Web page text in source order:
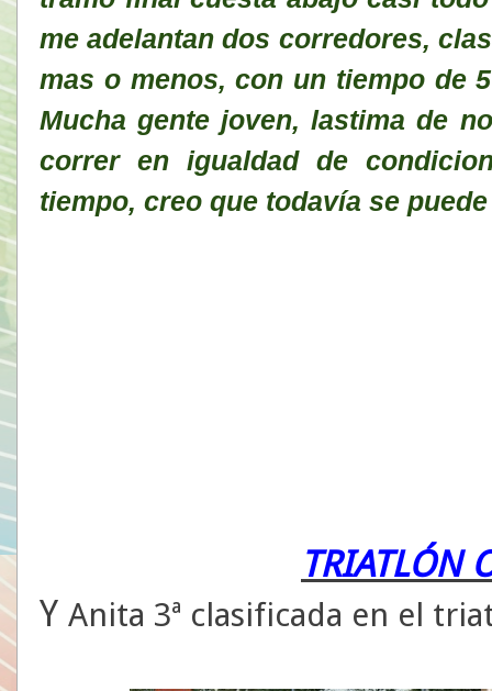
me adelantan dos corredores,
mas o menos, con un tiempo de
Mucha gente joven, lastima de
correr en igualdad de
tiempo, creo que todavía se
TRIATLÓN
Y Anita 3ª clasificada en el